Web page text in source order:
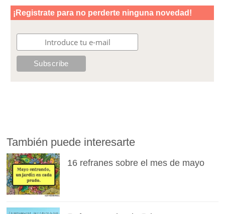
También puede interesarte
16 refranes sobre el mes de mayo